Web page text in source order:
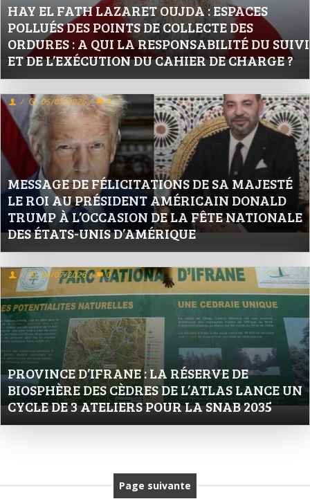
HAY EL FATH LAZARET OUJDA : ESPACES
POLLUÉS DES POINTS DE COLLECTE DES
ORDURES : A QUI LA RESPONSABILITÉ DU SUIVI
ET DE L’EXÉCUTION DU CAHIER DE CHARGE ?
MESSAGE DE FÉLICITATIONS DE SA MAJESTÉ
LE ROI AU PRÉSIDENT AMÉRICAIN DONALD
TRUMP À L’OCCASION DE LA FÊTE NATIONALE
DES ÉTATS-UNIS D’AMÉRIQUE
/ 05/07/2026 / 0
PROVINCE D’IFRANE : LA RÉSERVE DE
BIOSPHÈRE DES CÈDRES DE L’ATLAS LANCE UN
CYCLE DE 3 ATELIERS POUR LA SNAB 2035
/ 04/07/2026 / 0
Page suivante